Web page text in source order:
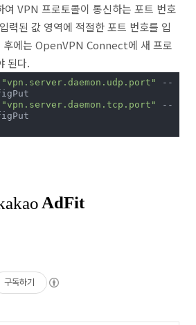
여 VPN 프로토콜이 통신하는 포트 번호
력된 값 영역에 적절한 포트 번호를 입
후에는 OpenVPN Connect에 새 프로
된다.
"vpn.server.daemon.udp.port" --
"vpn.server.daemon.tcp.port" --
구독하기